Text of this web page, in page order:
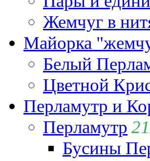
Жемчуг в
Майорка
Белый
Цветной
Перламутр и
Перламутр
Бусины